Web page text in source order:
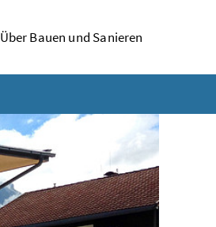
Über Bauen und Sanieren